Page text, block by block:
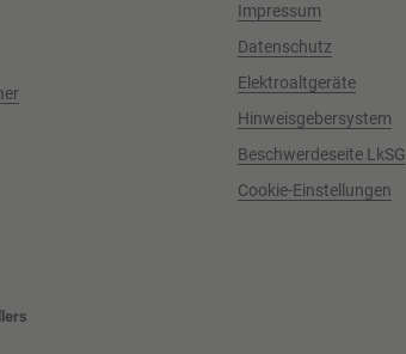
Impressum
Datenschutz
Elektroaltgeräte
Hinweisgebersystem
Beschwerdeseite LkSG
Cookie-Einstellungen